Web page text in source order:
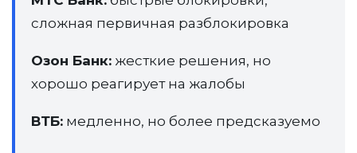
сложная первичная разблокировка
Озон Банк: жесткие решения, но
хорошо реагирует на жалобы
ВТБ: медленно, но более предсказуемо